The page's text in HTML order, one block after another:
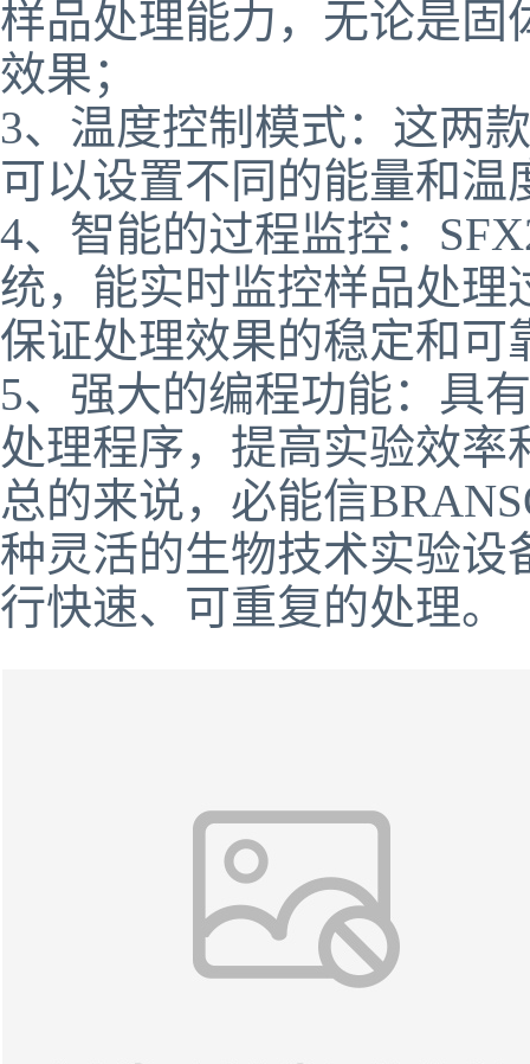
样品处理能力，无论是固
效果；
3、温度控制模式：这两
可以设置不同的能量和
4、智能的过程监控：
统，能实时监控样品处理
保证处理效果的稳定和可
5、强大的编程功能：具
处理程序，提高实验效率
总的来说，必能信
种灵活的生物技术实验设
行快速、可重复的处理。